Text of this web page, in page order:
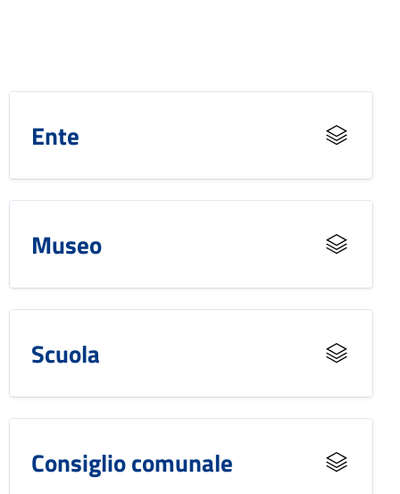
Ente
Museo
Scuola
Consiglio comunale